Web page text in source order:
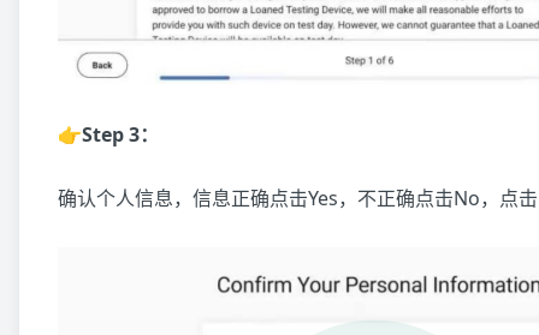
👉Step 3：
确认个人信息，信息正确点击Yes，不正确点击No，点